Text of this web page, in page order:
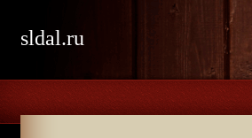
sldal.ru